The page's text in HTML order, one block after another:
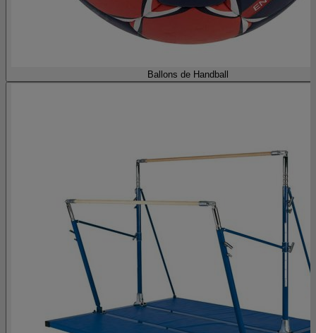
Ballons de Handball